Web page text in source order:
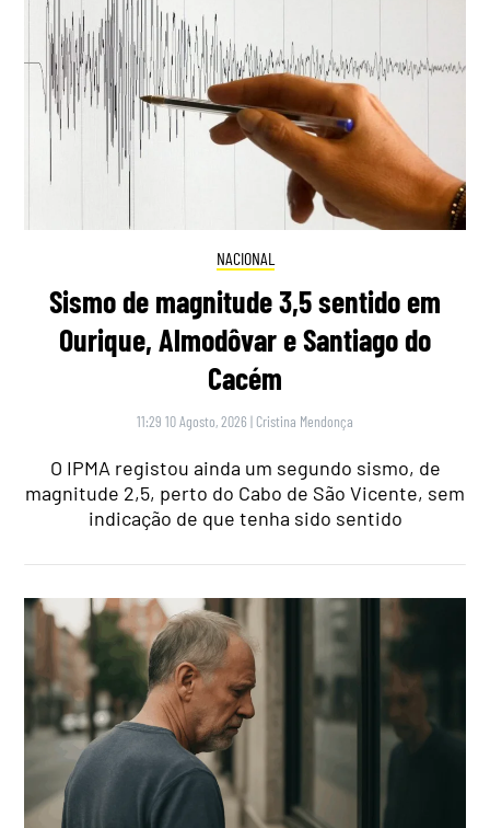
NACIONAL
Sismo de magnitude 3,5 sentido em
Ourique, Almodôvar e Santiago do
Cacém
11:29 10 Agosto, 2026 | Cristina Mendonça
O IPMA registou ainda um segundo sismo, de
magnitude 2,5, perto do Cabo de São Vicente, sem
indicação de que tenha sido sentido